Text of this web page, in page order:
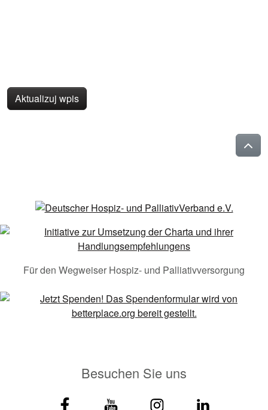
Aktualizuj wpis
Für den Wegweiser Hospiz- und Palliativversorgung
Besuchen Sie uns